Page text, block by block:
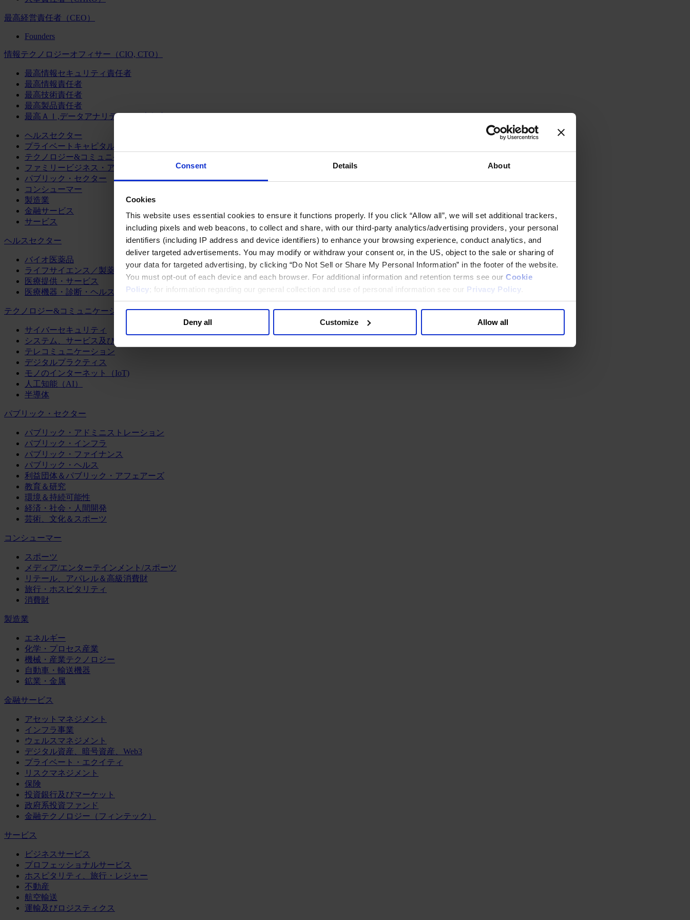
Consent Details About
Cookies
This website uses essential cookies to ensure it functions properly. If you click “Allow all”, we will set additional trackers,
including pixels and web beacons, to collect and share, with our third-party analytics/advertising providers, your personal
identifiers (including IP address and device identifiers) to enhance your browsing experience, conduct analytics, and
deliver targeted advertisements. You may modify or withdraw your consent or, in the US, object to the sale or sharing of
your data for targeted advertising, by clicking “Do Not Sell or Share My Personal Information” in the footer of the website.
You must opt-out of each device and each browser. For additional information and retention terms see our Cookie
Policy; for information regarding our general collection and use of personal information see our Privacy Policy
Deny all Customize Allow all
最高経営責任者（CEO）
Founders
情報テクノロジーオフィサー（CIO, CTO）
最高情報セキュリティ責任者
最高情報責任者
最高技術責任者
最高製品責任者
最高ＡＩ,データアナリティクス責任者
ヘルスセクター
プライベートキャピタル
テクノロジー&コミュニケーション
ファミリービジネス・アドバイザリー
パブリック・セクター
コンシューマー
製造業
金融サービス
サービス
ヘルスセクター
バイオ医薬品
ライフサイエンス／製薬
医療提供・サービス
医療機器・診断・ヘルスケアテクノロジー
テクノロジー&コミュニケーション
サイバーセキュリティ
システム、サービス及びソフトウェア
テレコミュニケーション
デジタルプラクティス
モノのインターネット（IoT)
人工知能（AI）
半導体
パブリック・セクター
パブリック・アドミニストレーション
パブリック・インフラ
パブリック・ファイナンス
パブリック・ヘルス
利益団体＆パブリック・アフェアーズ
教育＆研究
環境＆持続可能性
経済・社会・人間開発
芸術、文化＆スポーツ
コンシューマー
スポーツ
メディア/エンターテインメント/スポーツ
リテール、アパレル＆高級消費財
旅行・ホスピタリティ
消費財
製造業
エネルギー
化学・プロセス産業
機械・産業テクノロジー
自動車・輸送機器
鉱業・金属
金融サービス
アセットマネジメント
インフラ事業
ウェルスマネジメント
デジタル資産、暗号資産、Web3
プライベート・エクイティ
リスクマネジメント
保険
投資銀行及びマーケット
政府系投資ファンド
金融テクノロジー（フィンテック）
サービス
ビジネスサービス
プロフェッショナルサービス
ホスピタリティ、旅行・レジャー
不動産
航空輸送
運輸及びロジスティクス